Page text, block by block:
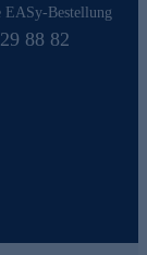
EASy-Bestellung
88 82